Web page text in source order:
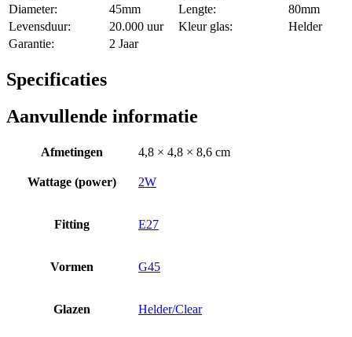
Diameter:
45mm Lengte:
80mm
Levensduur:
20.000 uur Kleur glas:
Helder
Garantie:
2 Jaar
Specificaties
Aanvullende informatie
Afmetingen 4,8 × 4,8 × 8,6 cm
Wattage (power) 2W
Fitting E27
Vormen G45
Glazen Helder/Clear